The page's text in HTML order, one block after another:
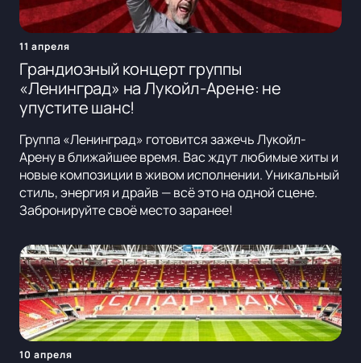
11 апреля
Грандиозный концерт группы
«Ленинград» на Лукойл-Арене: не
упустите шанс!
Группа «Ленинград» готовится зажечь Лукойл-
Арену в ближайшее время. Вас ждут любимые хиты и
новые композиции в живом исполнении. Уникальный
стиль, энергия и драйв — всё это на одной сцене.
Забронируйте своё место заранее!
10 апреля